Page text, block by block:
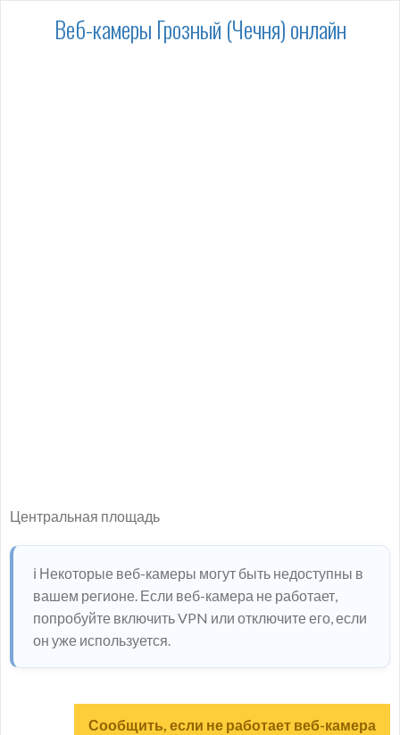
Веб-камеры Грозный (Чечня) онлайн
Центральная площадь
ℹ️ Некоторые веб-камеры могут быть недоступны в
вашем регионе. Если веб-камера не работает,
попробуйте включить VPN или отключите его, если
он уже используется.
Сообщить, если не работает веб-камера